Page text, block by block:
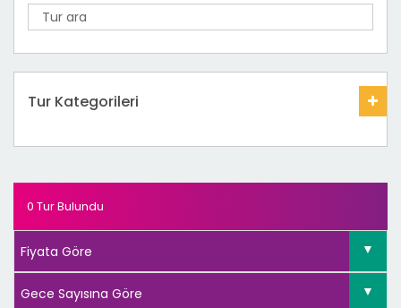
Tur Kategorileri
0 Tur Bulundu